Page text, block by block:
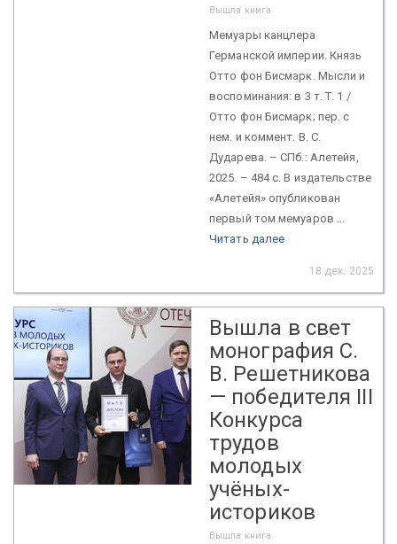
Вышла книга
Мемуары канцлера
Германской империи. Князь
Отто фон Бисмарк. Мысли и
воспоминания: в 3 т. Т. 1 /
Отто фон Бисмарк; пер. с
нем. и коммент. В. С.
Дударева. – СПб.: Алетейя,
2025. – 484 с. В издательстве
«Алетейя» опубликован
первый том мемуаров ...
Читать далее
18 дек. 2025
Вышла в свет
монография С.
В. Решетникова
— победителя III
Конкурса
трудов
молодых
учёных-
историков
Вышла книга